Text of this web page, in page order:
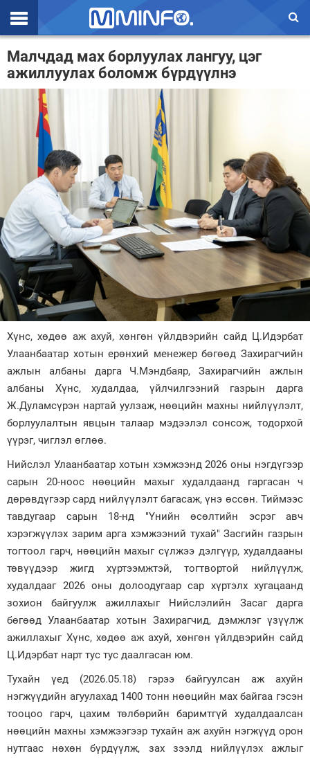
Эхлэл
Цаг агаар
Валют ханш
Улс төр
Эдийн засаг
Үзэл бодол
Спорт
Нийгэм
Дэлхий
Энтертайнмэнт
Зурхай
Малчдад мах борлуулах лангуу, цэг
ажиллуулах боломж бүрдүүлнэ
Хүнс, хөдөө аж ахуй, хөнгөн үйлдвэрийн сайд Ц.Идэрбат
Улаанбаатар хотын ерөнхий менежер бөгөөд Захирагчийн
ажлын албаны дарга Ч.Мэндбаяр, Захирагчийн ажлын
албаны Хүнс, худалдаа, үйлчилгээний газрын дарга
Ж.Дуламсүрэн нартай уулзаж, нөөцийн махны нийлүүлэлт,
борлуулалтын явцын талаар мэдээлэл сонсож, тодорхой
үүрэг, чиглэл өглөө.
Нийслэл Улаанбаатар хотын хэмжээнд 2026 оны нэгдүгээр
сарын 20-ноос нөөцийн махыг худалдаанд гаргасан ч
дөрөвдүгээр сард нийлүүлэлт багасаж, үнэ өссөн. Тиймээс
тавдугаар сарын 18-нд "Үнийн өсөлтийн эсрэг авч
хэрэгжүүлэх зарим арга хэмжээний тухай" Засгийн газрын
тогтоол гарч, нөөцийн махыг сүлжээ дэлгүүр, худалдааны
төвүүдээр жигд хүртээмжтэй, тогтвортой нийлүүлж,
худалдааг 2026 оны долоодугаар сар хүртэлх хугацаанд
зохион байгуулж ажиллахыг Нийслэлийн Засаг дарга
бөгөөд Улаанбаатар хотын Захирагчид, дэмжлэг үзүүлж
ажиллахыг Хүнс, хөдөө аж ахуй, хөнгөн үйлдвэрийн сайд
Ц.Идэрбат нарт тус тус даалгасан юм.
Тухайн үед (2026.05.18) гэрээ байгуулсан аж ахуйн
нэгжүүдийн агуулахад 1400 тонн нөөцийн мах байгаа гэсэн
тооцоо гарч, цахим төлбөрийн баримтгүй худалдаалсан
нөөцийн махны хэмжээгээр тухайн аж ахуйн нэгжүүд орон
нутгаас нөхөн бүрдүүлж, зах зээлд нийлүүлэх ажлыг